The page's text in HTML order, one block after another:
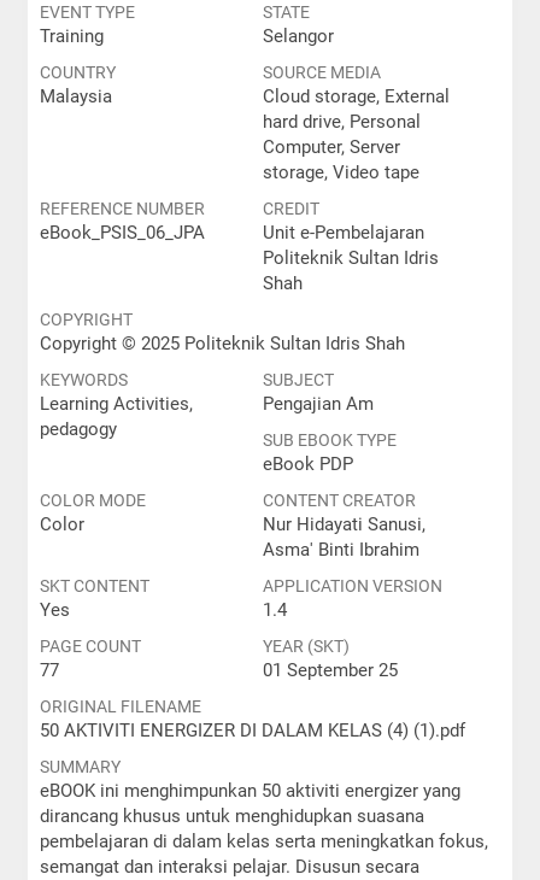
EVENT TYPE
Training
STATE
Selangor
COUNTRY
Malaysia
SOURCE MEDIA
Cloud storage, External
hard drive, Personal
Computer, Server
storage, Video tape
REFERENCE NUMBER
eBook_PSIS_06_JPA
CREDIT
Unit e-Pembelajaran
Politeknik Sultan Idris
Shah
COPYRIGHT
Copyright © 2025 Politeknik Sultan Idris Shah
KEYWORDS
Learning Activities,
pedagogy
SUBJECT
Pengajian Am
SUB EBOOK TYPE
eBook PDP
COLOR MODE
Color
CONTENT CREATOR
Nur Hidayati Sanusi,
Asma' Binti Ibrahim
SKT CONTENT
Yes
APPLICATION VERSION
1.4
PAGE COUNT
77
YEAR (SKT)
01 September 25
ORIGINAL FILENAME
50 AKTIVITI ENERGIZER DI DALAM KELAS (4) (1).pdf
SUMMARY
eBOOK ini menghimpunkan 50 aktiviti energizer yang
dirancang khusus untuk menghidupkan suasana
pembelajaran di dalam kelas serta meningkatkan fokus,
semangat dan interaksi pelajar. Disusun secara